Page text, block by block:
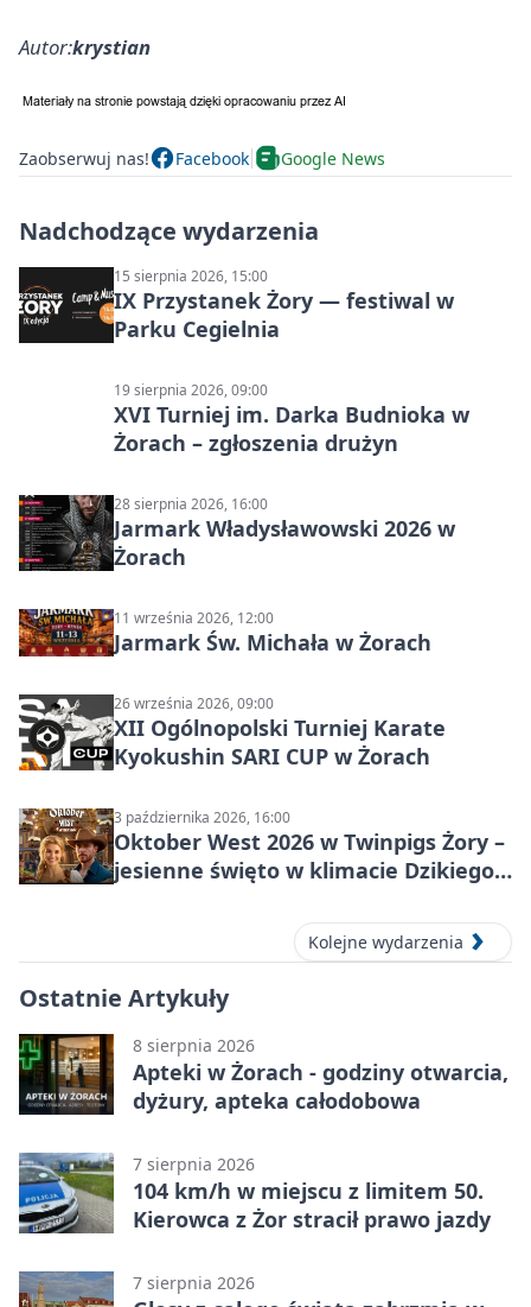
Autor:krystian
Zaobserwuj nas! Facebook Google News
Nadchodzące wydarzenia
15 sierpnia 2026, 15:00
IX Przystanek Żory — festiwal w
Parku Cegielnia
19 sierpnia 2026, 09:00
XVI Turniej im. Darka Budnioka w
Żorach – zgłoszenia drużyn
28 sierpnia 2026, 16:00
Jarmark Władysławowski 2026 w
Żorach
11 września 2026, 12:00
Jarmark Św. Michała w Żorach
26 września 2026, 09:00
XII Ogólnopolski Turniej Karate
Kyokushin SARI CUP w Żorach
3 października 2026, 16:00
Oktober West 2026 w Twinpigs Żory –
jesienne święto w klimacie Dzikiego
Kolejne wydarzenia
Ostatnie Artykuły
8 sierpnia 2026
Apteki w Żorach - godziny otwarcia,
dyżury, apteka całodobowa
7 sierpnia 2026
104 km/h w miejscu z limitem 50.
Kierowca z Żor stracił prawo jazdy
7 sierpnia 2026